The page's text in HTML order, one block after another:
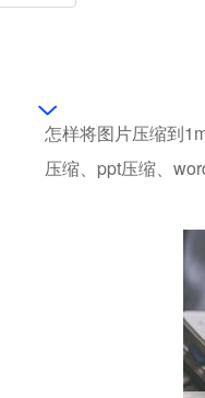
怎样将图片压缩到
压缩、ppt压缩、